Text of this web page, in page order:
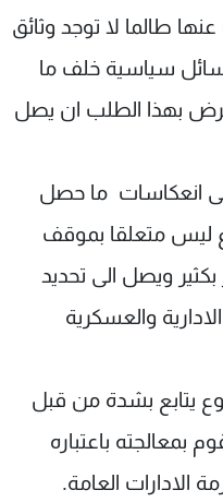
طالما لا توجد وثائق
سياسية خلف ما
بهذا الطلب ان يصل
انعكاسات ما حصل
ليس متعلقا بموقف
ويصل الى تحديد
والعسكرية
يتابع بشدة من قبل
بمعالجته باعتباره
الادارات العامة.